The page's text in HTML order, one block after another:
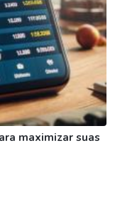
maximizar suas